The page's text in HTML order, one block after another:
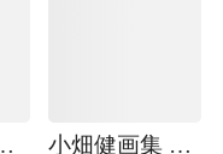
情理论 小畑健画集 Blanc et Noir